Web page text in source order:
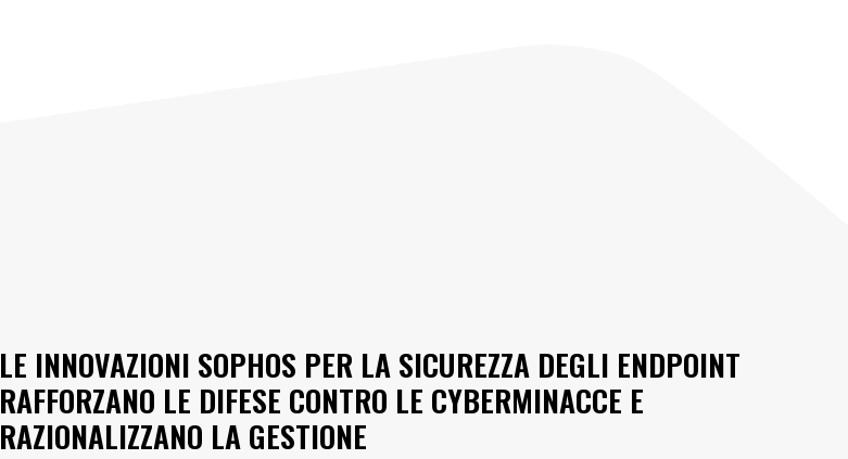
LE INNOVAZIONI SOPHOS PER LA SICUREZZA DEGLI ENDPOINT
RAFFORZANO LE DIFESE CONTRO LE CYBERMINACCE E
RAZIONALIZZANO LA GESTIONE